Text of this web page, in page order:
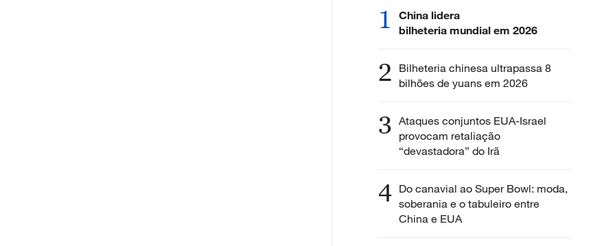
1
China lidera
bilheteria mundial em 2026
2 Bilheteria chinesa ultrapassa 8
bilhões de yuans em 2026
3 Ataques conjuntos EUA-Israel
provocam retaliação
“devastadora” do Irã
4 Do canavial ao Super Bowl: moda,
soberania e o tabuleiro entre
China e EUA